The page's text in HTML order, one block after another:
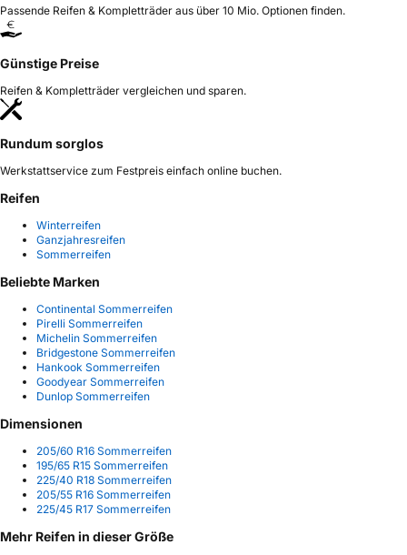
Passende Reifen & Kompletträder aus über 10 Mio. Optionen finden.
Günstige Preise
Reifen & Kompletträder vergleichen und sparen.
Rundum sorglos
Werkstattservice zum Festpreis einfach online buchen.
Reifen
Winterreifen
Ganzjahresreifen
Sommerreifen
Beliebte Marken
Continental Sommerreifen
Pirelli Sommerreifen
Michelin Sommerreifen
Bridgestone Sommerreifen
Hankook Sommerreifen
Goodyear Sommerreifen
Dunlop Sommerreifen
Dimensionen
205/60 R16 Sommerreifen
195/65 R15 Sommerreifen
225/40 R18 Sommerreifen
205/55 R16 Sommerreifen
225/45 R17 Sommerreifen
Mehr Reifen in dieser Größe